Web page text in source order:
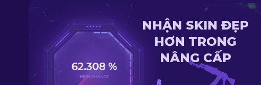
NHẬN SKIN ĐẸP
HƠN TRONG
NÂNG CẤP